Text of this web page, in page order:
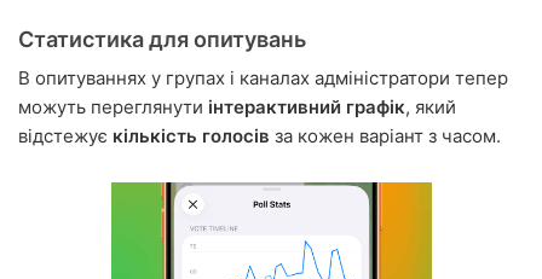
Статистика для опитувань
В опитуваннях у групах і каналах адміністратори тепер
можуть переглянути інтерактивний графік, який
відстежує кількість голосів за кожен варіант з часом.